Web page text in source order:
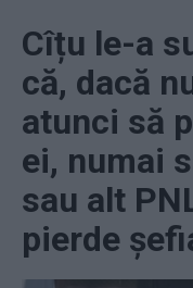
Cîțu le-a
că, dacă
atunci să
ei, numai
sau alt
pierde